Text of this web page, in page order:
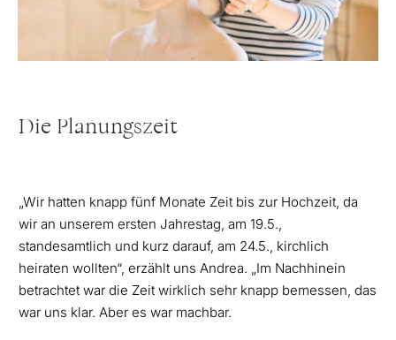
Die Planungszeit
„Wir hatten knapp fünf Monate Zeit bis zur Hochzeit, da
wir an unserem ersten Jahrestag, am 19.5.,
standesamtlich und kurz darauf, am 24.5., kirchlich
heiraten wollten“, erzählt uns Andrea. „Im Nachhinein
betrachtet war die Zeit wirklich sehr knapp bemessen, das
war uns klar. Aber es war machbar.